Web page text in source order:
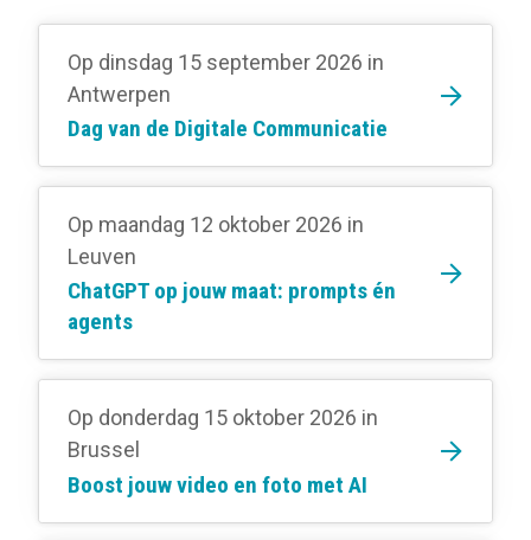
Op dinsdag 15 september 2026 in
Antwerpen
Dag van de Digitale Communicatie
Op maandag 12 oktober 2026 in
Leuven
ChatGPT op jouw maat: prompts én
agents
Op donderdag 15 oktober 2026 in
Brussel
Boost jouw video en foto met AI